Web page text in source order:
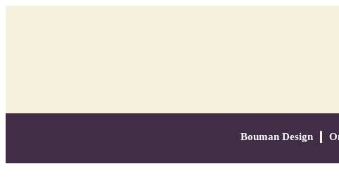
Bouman Design